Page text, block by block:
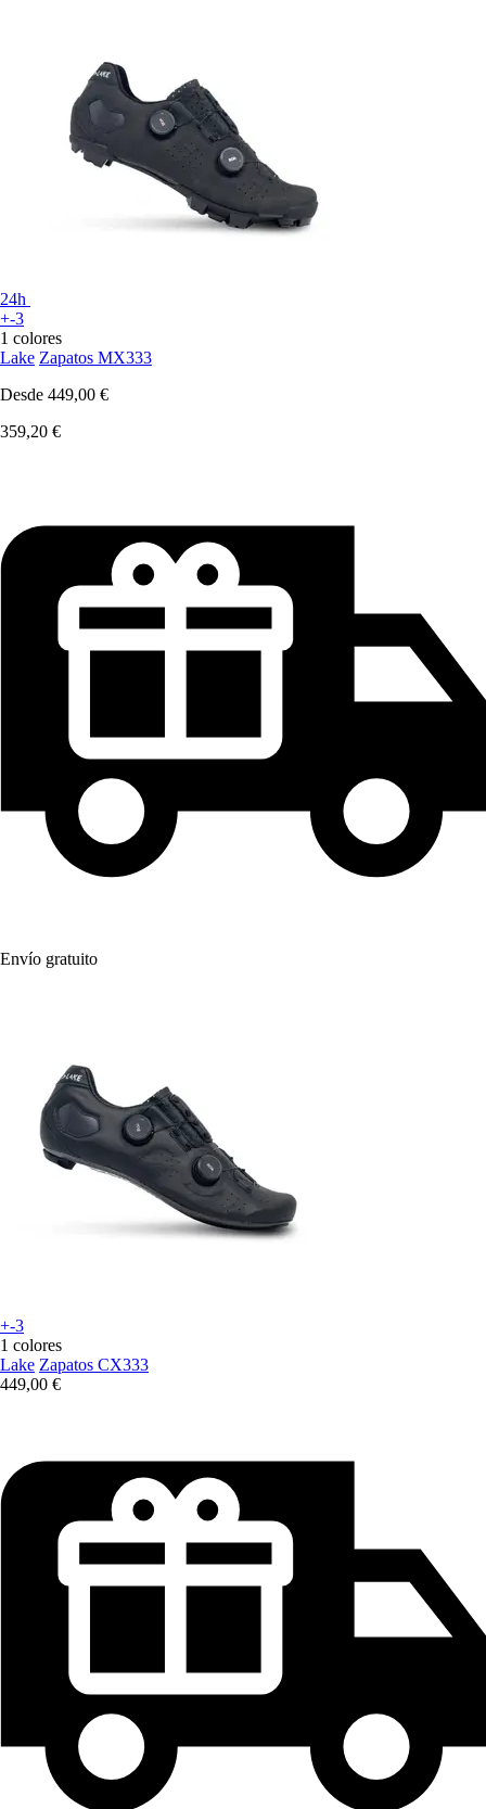
24h
+-3
1 colores
Lake Zapatos MX333
Desde 449,00 €
359,20 €
Envío gratuito
+-3
1 colores
Lake Zapatos CX333
449,00 €